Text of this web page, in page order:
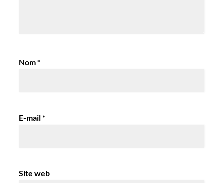
Nom*
E-mail*
Site web